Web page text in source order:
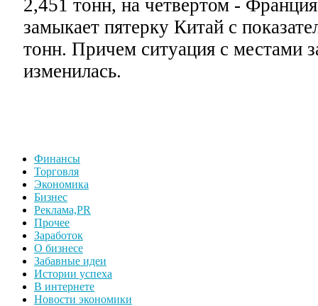
2,451 тонн, на четвертом -
замыкает пятерку Китай с
тонн. Причем ситуация с местами
изменилась.
Финансы
Торговля
Экономика
Бизнес
Реклама,PR
Прочее
Заработок
О бизнесе
Забавные идеи
Истории успеха
В интернете
Новости экономики